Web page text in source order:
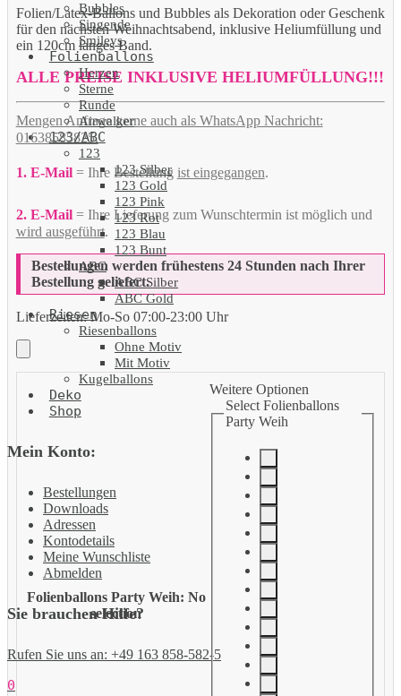
Bubbles
Singende
Smileys
Folienballons
Herzen
Sterne
Runde
Airwalker
123/ABC
123
123 Silber
123 Gold
123 Pink
123 Rot
123 Blau
123 Bunt
ABC
ABC Silber
ABC Gold
Riesen
Riesenballons
Ohne Motiv
Mit Motiv
Kugelballons
Deko
Shop
Mein Konto:
Bestellungen
Downloads
Adressen
Kontodetails
Meine Wunschliste
Abmelden
Sie brauchen Hilfe?
Rufen Sie uns an: +49 163 858-582-5
0
Folien/Latex-Ballons und Bubbles als Dekoration oder Geschenk
für den nächsten Weihnachtsabend, inklusive Heliumfüllung und
ein 120cm langes Band.
ALLE PREISE INKLUSIVE HELIUMFÜLLUNG!!!
Mengen Anfrage gerne auch als WhatsApp Nachricht:
01638585825.
1. E-Mail= Ihre Bestellung ist eingegangen.
2. E-Mail= Ihre Lieferung zum Wunschtermin ist möglich und
wird ausgeführt.
Bestellungen werden frühestens 24 Stunden nach Ihrer
Bestellung geliefert.
Lieferzeiten:Mo-So 07:00-23:00 Uhr
Folienballons Party Weih: No
selection
Weitere Optionen
Select Folienballons
Party Weih